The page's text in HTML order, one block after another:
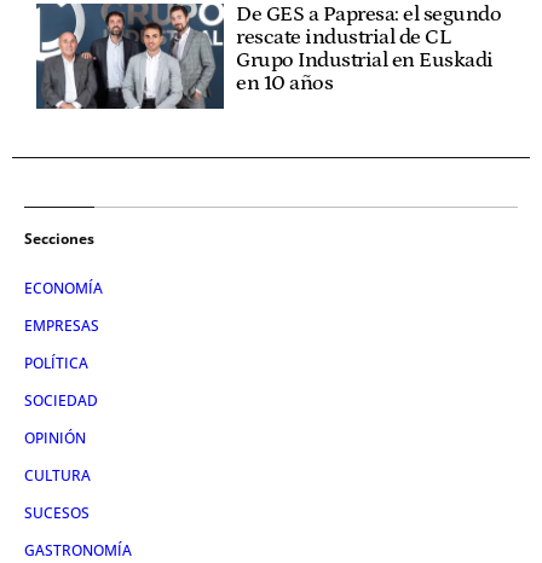
De GES a Papresa: el segundo
rescate industrial de CL
Grupo Industrial en Euskadi
en 10 años
Secciones
ECONOMÍA
EMPRESAS
POLÍTICA
SOCIEDAD
OPINIÓN
CULTURA
SUCESOS
GASTRONOMÍA